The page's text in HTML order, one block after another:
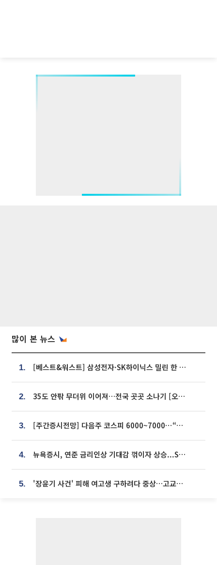
많이 본 뉴스
1. [베스트&워스트] 삼성전자·SK하이닉스 밀린 한 주…상상인증권은 85% 급등
2. 35도 안팎 무더위 이어져…전국 곳곳 소나기 [오늘 날씨]
3. [주간증시전망] 다음주 코스피 6000~7000⋯“外人 수급은 정책이 변수”
4. 뉴욕증시, 연준 금리인상 기대감 꺾이자 상승...S&P500 사상 최고치 [종합]
5. '장윤기 사건' 피해 여고생 구하려다 중상…고교생 의상자 지정